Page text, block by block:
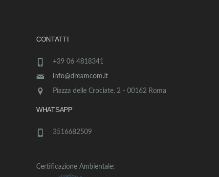
CONTATTI
+39 06 4818341
info@dreamcom.it
Piazza delle Crociate, 2 - 00162 Roma
WHATSAPP
3516682509
Certificazione Ambientale: